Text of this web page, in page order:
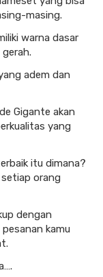
masing.
warna dasar
adem dan
Gigante akan
yang
itu dimana?
orang
dengan
kamu